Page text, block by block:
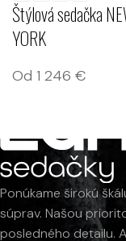
Štýlová sedačka
YORK
Od 1 246 €
Ponúkame širokú
súprav. Našou
posledného detailu.